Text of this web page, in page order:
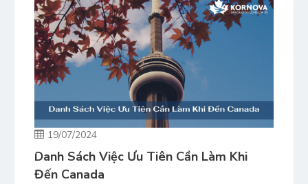
19/07/2024
Danh Sách Việc Ưu Tiên Cần Làm Khi
Đến Canada